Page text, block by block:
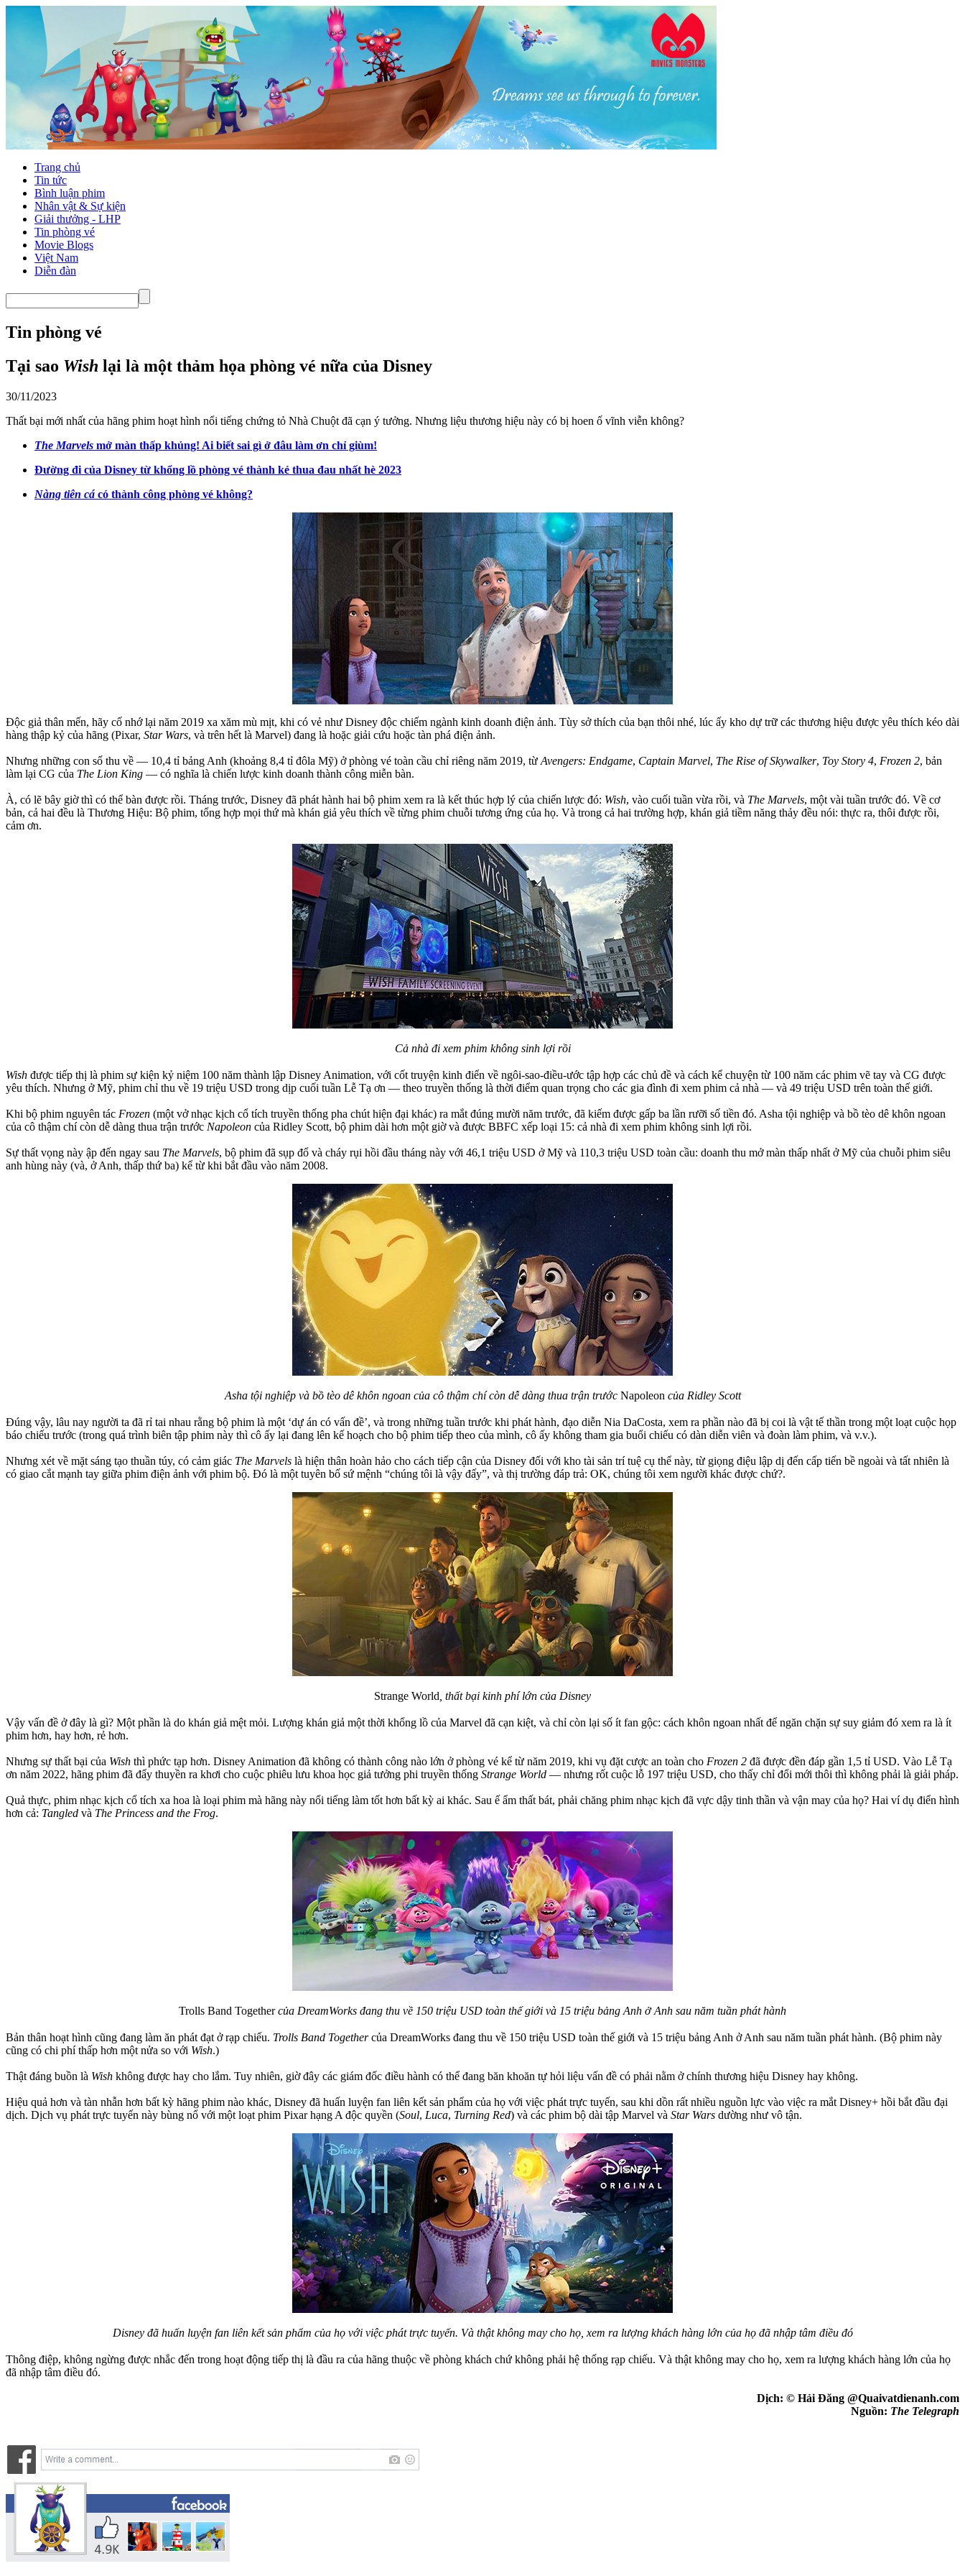
Trang chủ
Tin tức
Bình luận phim
Nhân vật & Sự kiện
Giải thưởng - LHP
Tin phòng vé
Movie Blogs
Việt Nam
Diễn đàn
Tin phòng vé
Tại sao Wish lại là một thảm họa phòng vé nữa của Disney
30/11/2023
Thất bại mới nhất của hãng phim hoạt hình nổi tiếng chứng tỏ Nhà Chuột đã cạn ý tưởng. Nhưng liệu thương hiệu này có bị hoen ố vĩnh viễn không?
The Marvels mở màn thấp khủng! Ai biết sai gì ở đâu làm ơn chỉ giùm!
Đường đi của Disney từ khổng lồ phòng vé thành kẻ thua đau nhất hè 2023
Nàng tiên cá có thành công phòng vé không?
Độc giả thân mến, hãy cố nhớ lại năm 2019 xa xăm mù mịt, khi có vẻ như Disney độc chiếm ngành kinh doanh điện ảnh. Tùy sở thích của bạn thôi nhé, lúc ấy kho dự trữ các thương hiệu được yêu thích kéo dài
hàng thập kỷ của hãng (Pixar, Star Wars, và trên hết là Marvel) đang là hoặc giải cứu hoặc tàn phá điện ảnh.
Nhưng những con số thu về — 10,4 tỉ bảng Anh (khoảng 8,4 tỉ đôla Mỹ) ở phòng vé toàn cầu chỉ riêng năm 2019, từ Avengers: Endgame, Captain Marvel, The Rise of Skywalker, Toy Story 4, Frozen 2, bản
làm lại CG của The Lion King — có nghĩa là chiến lược kinh doanh thành công miễn bàn.
À, có lẽ bây giờ thì có thể bàn được rồi. Tháng trước, Disney đã phát hành hai bộ phim xem ra là kết thúc hợp lý của chiến lược đó: Wish, vào cuối tuần vừa rồi, và The Marvels, một vài tuần trước đó. Về cơ
bản, cả hai đều là Thương Hiệu: Bộ phim, tổng hợp mọi thứ mà khán giả yêu thích về từng phim chuỗi tương ứng của họ. Và trong cả hai trường hợp, khán giả tiềm năng thảy đều nói: thực ra, thôi được rồi,
cảm ơn.
Cả nhà đi xem phim không sinh lợi rồi
Wish được tiếp thị là phim sự kiện kỷ niệm 100 năm thành lập Disney Animation, với cốt truyện kinh điển về ngôi-sao-điều-ước tập hợp các chủ đề và cách kể chuyện từ 100 năm các phim vẽ tay và CG được
yêu thích. Nhưng ở Mỹ, phim chỉ thu về 19 triệu USD trong dịp cuối tuần Lễ Tạ ơn — theo truyền thống là thời điểm quan trọng cho các gia đình đi xem phim cả nhà — và 49 triệu USD trên toàn thế giới.
Khi bộ phim nguyên tác Frozen (một vở nhạc kịch cổ tích truyền thống pha chút hiện đại khác) ra mắt đúng mười năm trước, đã kiếm được gấp ba lần rưỡi số tiền đó. Asha tội nghiệp và bồ tèo dê khôn ngoan
của cô thậm chí còn dễ dàng thua trận trước Napoleon của Ridley Scott, bộ phim dài hơn một giờ và được BBFC xếp loại 15: cả nhà đi xem phim không sinh lợi rồi.
Sự thất vọng này ập đến ngay sau The Marvels, bộ phim đã sụp đổ và cháy rụi hồi đầu tháng này với 46,1 triệu USD ở Mỹ và 110,3 triệu USD toàn cầu: doanh thu mở màn thấp nhất ở Mỹ của chuỗi phim siêu
anh hùng này (và, ở Anh, thấp thứ ba) kể từ khi bắt đầu vào năm 2008.
Asha tội nghiệp và bồ tèo dê khôn ngoan của cô thậm chí còn dễ dàng thua trận trước Napoleon của Ridley Scott
Đúng vậy, lâu nay người ta đã rỉ tai nhau rằng bộ phim là một ‘dự án có vấn đề’, và trong những tuần trước khi phát hành, đạo diễn Nia DaCosta, xem ra phần nào đã bị coi là vật tế thần trong một loạt cuộc họp
báo chiếu trước (trong quá trình biên tập phim này thì cô ấy lại đang lên kế hoạch cho bộ phim tiếp theo của mình, cô ấy không tham gia buổi chiếu có dàn diễn viên và đoàn làm phim, và v.v.).
Nhưng xét về mặt sáng tạo thuần túy, có cảm giác The Marvels là hiện thân hoàn hảo cho cách tiếp cận của Disney đối với kho tài sản trí tuệ cụ thể này, từ giọng điệu lập dị đến cấp tiến bề ngoài và tất nhiên là
có giao cắt mạnh tay giữa phim điện ảnh với phim bộ. Đó là một tuyên bố sứ mệnh “chúng tôi là vậy đấy”, và thị trường đáp trả: OK, chúng tôi xem người khác được chứ?.
Strange World , thất bại kinh phí lớn của Disney
Vậy vấn đề ở đây là gì? Một phần là do khán giả mệt mỏi. Lượng khán giả một thời khổng lồ của Marvel đã cạn kiệt, và chỉ còn lại số ít fan gộc: cách khôn ngoan nhất để ngăn chặn sự suy giảm đó xem ra là ít
phim hơn, hay hơn, rẻ hơn.
Nhưng sự thất bại của Wish thì phức tạp hơn. Disney Animation đã không có thành công nào lớn ở phòng vé kể từ năm 2019, khi vụ đặt cược an toàn cho Frozen 2 đã được đền đáp gần 1,5 tỉ USD. Vào Lễ Tạ
ơn năm 2022, hãng phim đã đẩy thuyền ra khơi cho cuộc phiêu lưu khoa học giả tưởng phi truyền thống Strange World — nhưng rốt cuộc lỗ 197 triệu USD, cho thấy chỉ đổi mới thôi thì không phải là giải pháp.
Quả thực, phim nhạc kịch cổ tích xa hoa là loại phim mà hãng này nổi tiếng làm tốt hơn bất kỳ ai khác. Sau ế ẩm thất bát, phải chăng phim nhạc kịch đã vực dậy tinh thần và vận may của họ? Hai ví dụ điển hình
hơn cả: Tangled và The Princess and the Frog.
Trolls Band Togethercủa DreamWorks đang thu về 150 triệu USD toàn thế giới và 15 triệu bảng Anh ở Anh sau năm tuần phát hành
Bản thân hoạt hình cũng đang làm ăn phát đạt ở rạp chiếu. Trolls Band Togethercủa DreamWorks đang thu về 150 triệu USD toàn thế giới và 15 triệu bảng Anh ở Anh sau năm tuần phát hành. (Bộ phim này
cũng có chi phí thấp hơn một nửa so với Wish.)
Thật đáng buồn là Wish không được hay cho lắm. Tuy nhiên, giờ đây các giám đốc điều hành có thể đang băn khoăn tự hỏi liệu vấn đề có phải nằm ở chính thương hiệu Disney hay không.
Hiệu quả hơn và tàn nhẫn hơn bất kỳ hãng phim nào khác, Disney đã huấn luyện fan liên kết sản phẩm của họ với việc phát trực tuyến, sau khi dồn rất nhiều nguồn lực vào việc ra mắt Disney+ hồi bắt đầu đại
dịch. Dịch vụ phát trực tuyến này bùng nổ với một loạt phim Pixar hạng A độc quyền (Soul, Luca, Turning Red) và các phim bộ dài tập Marvel và Star Wars dường như vô tận.
Disney đã huấn luyện fan liên kết sản phẩm của họ với việc phát trực tuyến. Và thật không may cho họ, xem ra lượng khách hàng lớn của họ đã nhập tâm điều đó
Thông điệp, không ngừng được nhắc đến trong hoạt động tiếp thị là đầu ra của hãng thuộc về phòng khách chứ không phải hệ thống rạp chiếu. Và thật không may cho họ, xem ra lượng khách hàng lớn của họ
đã nhập tâm điều đó.
Dịch: © Hải Đăng @Quaivatdienanh.com
Nguồn: The Telegraph